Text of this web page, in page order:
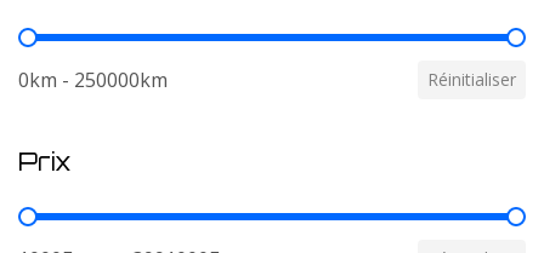
Kilometrage
0km - 250000km Réinitialiser
Prix
Prix